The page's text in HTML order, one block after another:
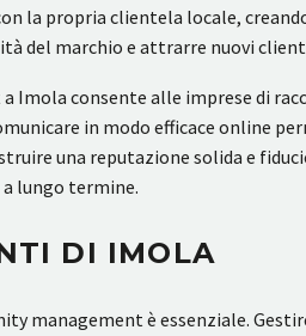
la propria clientela locale,
del marchio e attrarre nuovi
consente alle imprese di
in modo efficace online
una reputazione solida e
lungo termine.
DI IMOLA
management è essenziale.